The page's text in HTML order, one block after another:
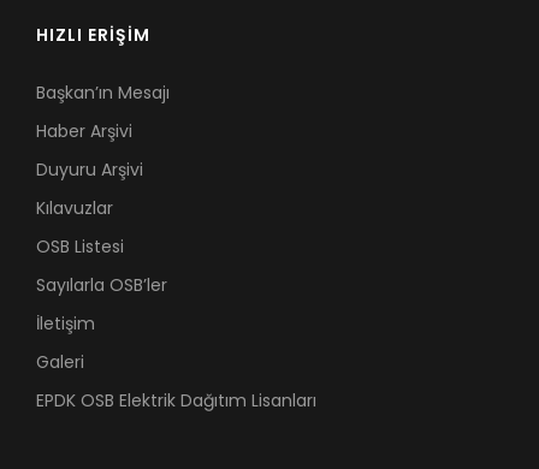
HIZLI ERİŞİM
Başkan’ın Mesajı
Haber Arşivi
Duyuru Arşivi
Kılavuzlar
OSB Listesi
Sayılarla OSB’ler
İletişim
Galeri
EPDK OSB Elektrik Dağıtım Lisanları